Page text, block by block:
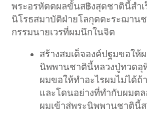
พระอรหัตตผลขั้นส฿งสุดชาตินี้สำ
นิโรธสมาบัติฝ่ายโลกุตตะระฌาน
กรรมนายเวรที่ผมนึกในจิต
สร้างสมเด็จองค์ปฐมขอให้
นิพพานชาตินี้หลวงปู่ทวดอุ
ผมขอให้ทำอะไรผมไม่ได้ถ้
และโดนอย่างที่ทำกับผมต
ผมเข้าส่พระนิพพานชาตินี้